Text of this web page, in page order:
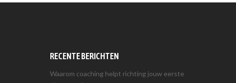
RECENTE BERICHTEN
Waarom coaching helpt richting jouw eerste